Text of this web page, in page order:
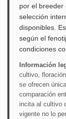
por el breeder
selección
disponibles.
según el
condiciones
Información
cultivo,
se ofrecen
comparación
incita al cultivo
vigente no lo